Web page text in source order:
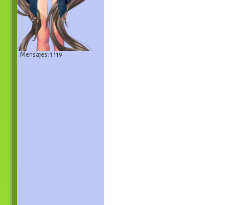
Mensajes: 1 119